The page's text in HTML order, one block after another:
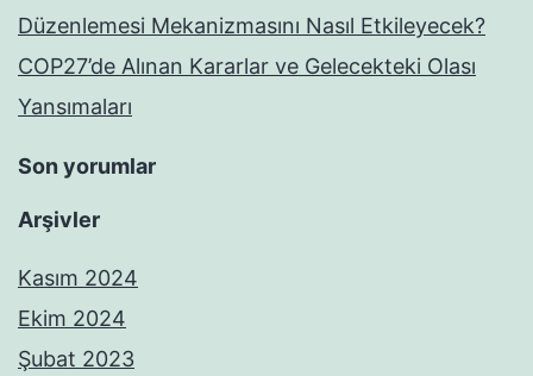
Düzenlemesi Mekanizmasını Nasıl Etkileyecek?
COP27’de Alınan Kararlar ve Gelecekteki Olası
Yansımaları
Son yorumlar
Arşivler
Kasım 2024
Ekim 2024
Şubat 2023